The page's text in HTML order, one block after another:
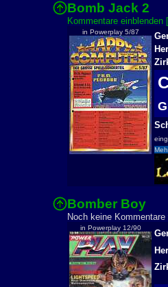
Bomb Jack 2
Kommentare einblenden
in Powerplay 5/87
Bomber Boy
Noch keine Kommentare
in Powerplay 12/90